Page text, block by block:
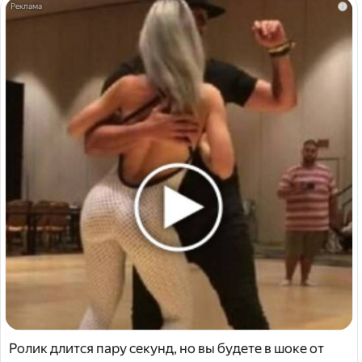
i
Ролик длится пару секунд, но вы будете в шоке от